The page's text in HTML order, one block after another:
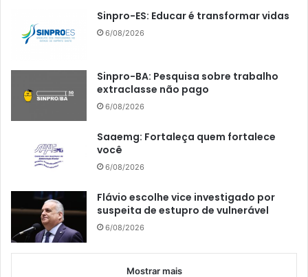
Sinpro-ES: Educar é transformar vidas
6/08/2026
Sinpro-BA: Pesquisa sobre trabalho
extraclasse não pago
6/08/2026
Saaemg: Fortaleça quem fortalece
você
6/08/2026
Flávio escolhe vice investigado por
suspeita de estupro de vulnerável
6/08/2026
Mostrar mais